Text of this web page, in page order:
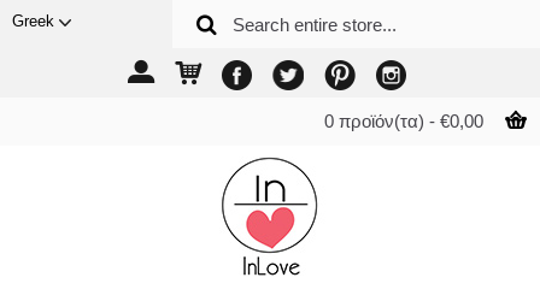
Greek
0 προϊόν(τα) - €0,00